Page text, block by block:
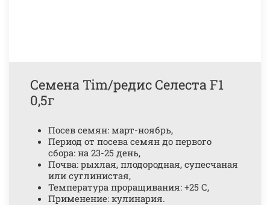
Семена Tim/редис Селеста F1
0,5г
Посев семян: март-ноябрь,
Период от посева семян до первого
сбора: на 23-25 день,
Почва: рыхлая, плодородная, супесчаная
или суглинистая,
Температура проращивания: +25 С,
Применение: кулинария.